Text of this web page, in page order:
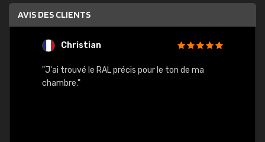
AVIS DES CLIENTS
Christian
"J'ai trouvé le RAL précis pour le ton de ma
chambre."